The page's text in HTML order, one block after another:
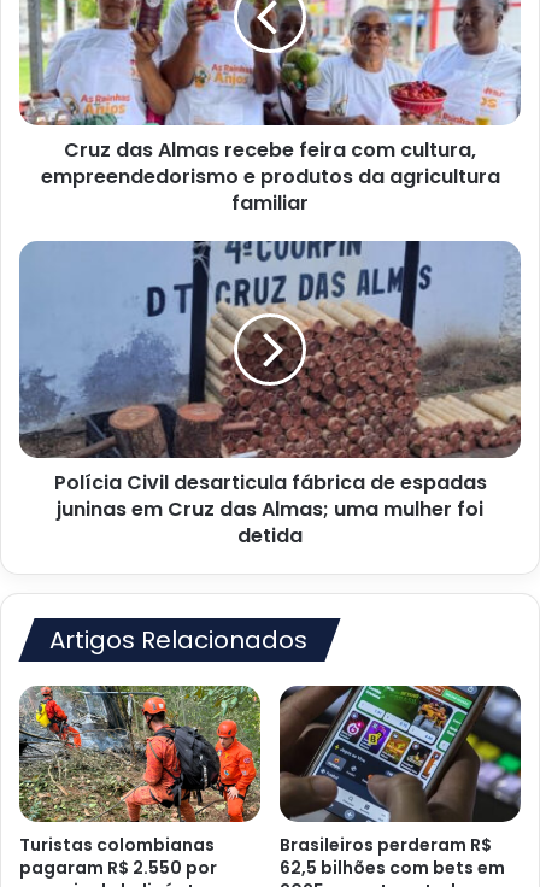
feira
com
cultura,
empreendedorismo
e
produtosCruz das Almas recebe feira com cultura,
empreendedorismo e produtos da agricultura
familiar
Polícia
espadas
juninas
em
Cruz
Almas;
Polícia Civil desarticula fábrica de espadas
juninas em Cruz das Almas; uma mulher foi
detida
Artigos Relacionados
Turistas colombianas
pagaram R$ 2.550 por
Brasileiros perderam R$
62,5 bilhões com bets em